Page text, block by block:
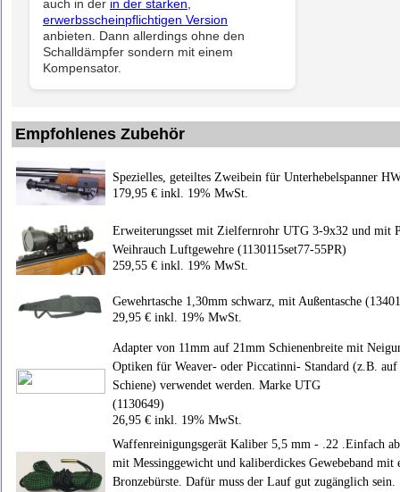
auch in der in der starken,
erwerbsscheinpflichtigen Version
anbieten. Dann allerdings ohne den
Schalldämpfer sondern mit einem
Kompensator.
Empfohlenes Zubehör
Spezielles, geteiltes Zweibein für Unterhebelspanner
179,95 € inkl. 19% MwSt.
Erweiterungsset mit Zielfernrohr UTG 3-9x32 und mit
Weihrauch Luftgewehre (1130115set77-55PR)
259,55 € inkl. 19% MwSt.
Gewehrtasche 1,30mm schwarz, mit Außentasche
29,95 € inkl. 19% MwSt.
Adapter von 11mm auf 21mm Schienenbreite mit
Optiken für Weaver- oder Piccatinni- Standard (z.B.
Schiene) verwendet werden. Marke UTG
(1130649)
26,95 € inkl. 19% MwSt.
Waffenreinigungsgerät Kaliber 5,5 mm - .22 .Einfach
mit Messinggewicht und kaliberdickes Gewebeband mit
Bronzebürste. Dafür muss der Lauf gut zugänglich sein.